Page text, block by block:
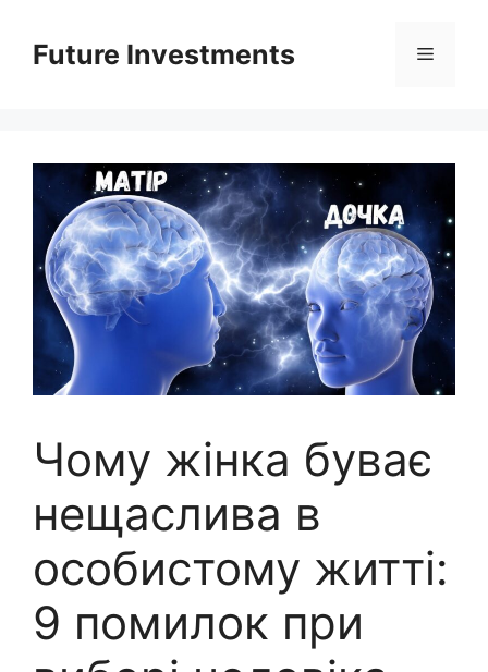
вмістуFuture Investments Меню
Чому жінка буває
нещаслива в
особистому житті:
9 помилок при